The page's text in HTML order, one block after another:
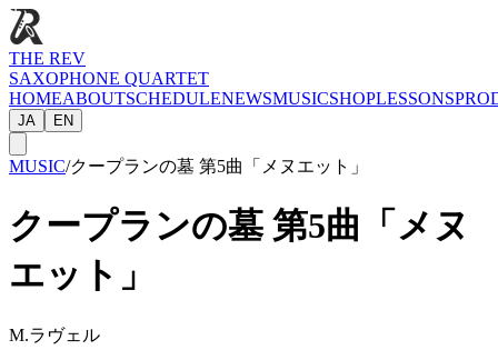
THE REV
SAXOPHONE QUARTET
HOMEABOUTSCHEDULENEWSMUSICSHOPLESSONS
JA EN
MUSIC/クープランの墓 第5曲「メヌエット」
クープランの墓 第5曲「メヌ
エット」
M.ラヴェル